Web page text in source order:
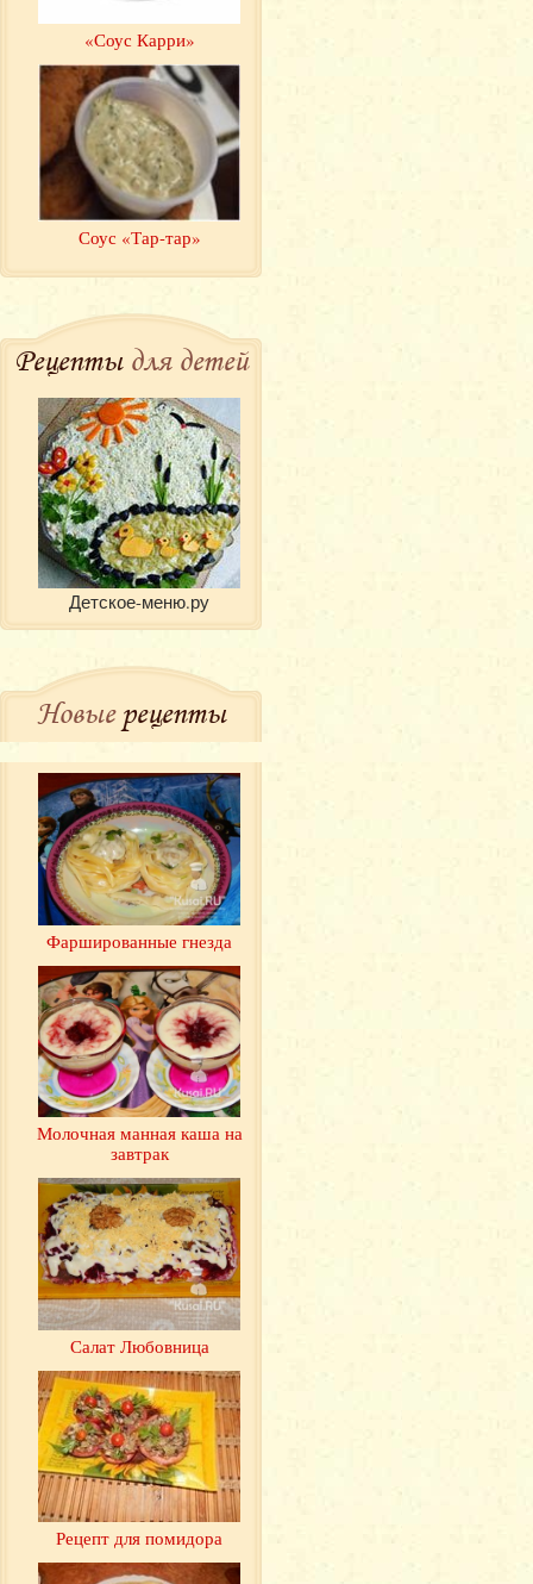
«Соус Карри»
Соус «Тар-тар»
Рецепты для детей
Детское-меню.ру
Новыерецепты
Фаршированные гнезда
Молочная манная каша на
завтрак
Салат Любовница
Рецепт для помидора